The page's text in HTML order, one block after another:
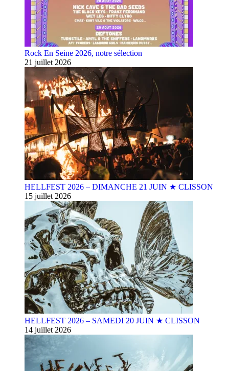
Rock En Seine 2026, notre sélection
21 juillet 2026
HELLFEST 2026 – DIMANCHE 21 JUIN ★ CLISSON
15 juillet 2026
HELLFEST 2026 – SAMEDI 20 JUIN ★ CLISSON
14 juillet 2026